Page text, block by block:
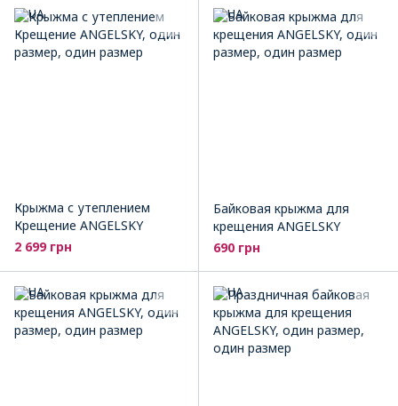
Крыжма с утеплением
Крещение ANGELSKY
2 699 грн
Байковая крыжма для
крещения ANGELSKY
690 грн